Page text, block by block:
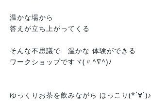
温かな場から
答えが立ち上がってくる
そんな不思議で　温かな 体験ができる
ワークショップですヾ(〃^∇^)ﾉ
ゆっくりお茶を飲みながら ほっこり(*´∀`)♪